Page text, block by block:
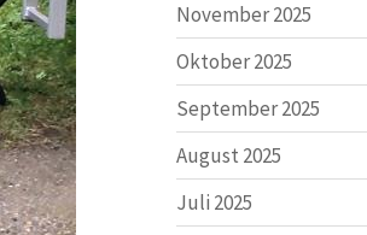
November 2025
Oktober 2025
September 2025
August 2025
Juli 2025